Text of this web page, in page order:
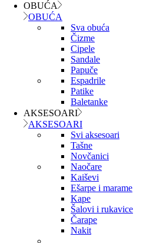
OBUĆA
OBUĆA
Sva obuća
Čizme
Cipele
Sandale
Papuče
Espadrile
Patike
Baletanke
AKSESOARI
AKSESOARI
Svi aksesoari
Tašne
Novčanici
Naočare
Kaiševi
Ešarpe i marame
Kape
Šalovi i rukavice
Čarape
Nakit